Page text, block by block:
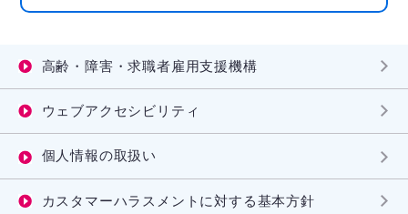
高齢・障害・求職者雇用支援機構
ウェブアクセシビリティ
個人情報の取扱い
カスタマーハラスメントに対する基本方針